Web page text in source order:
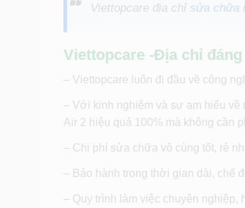
Viettopcare địa chỉ sửa chữa
Viettopcare -Địa chỉ
– Viettopcare luôn đi đầu về công
– Với kinh nghiệm và sự am hiểu về
Air 2 hiệu quả 100% mà không cần
– Chi phí sửa chữa vô cùng tốt, rẻ
– Bảo hành trong thời gian dài, chế
– Quy trình làm việc chuyên nghiệp,